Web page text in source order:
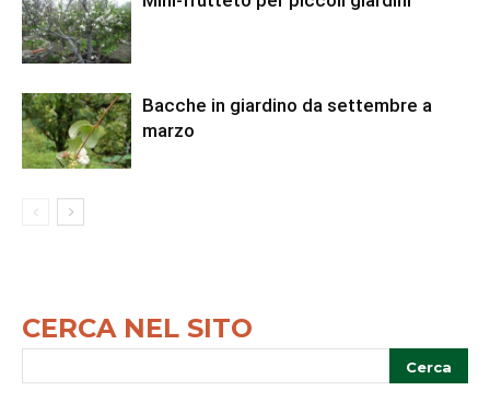
Bacche in giardino da settembre a
marzo
CERCA NEL SITO